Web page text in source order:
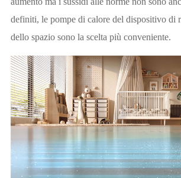
definiti, le pompe di calore del dispositivo di
dello spazio sono la scelta più conveniente.